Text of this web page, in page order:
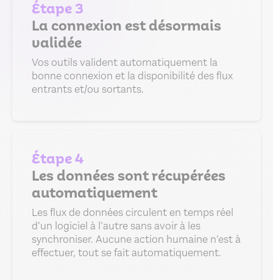
Étape 3
La connexion est désormais
validée
Vos outils valident automatiquement la
bonne connexion et la disponibilité des flux
entrants et/ou sortants.
Étape 4
Les données sont récupérées
automatiquement
Les flux de données circulent en temps réel
d’un logiciel à l’autre sans avoir à les
synchroniser. Aucune action humaine n’est à
effectuer, tout se fait automatiquement.